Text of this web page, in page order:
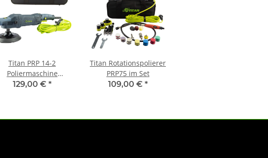
Titan PRP 14-2
Poliermaschine
Rotation 150mm 1200
129,00 € *
Titan Rotationspolierer
PRP75 im Set
109,00 € *